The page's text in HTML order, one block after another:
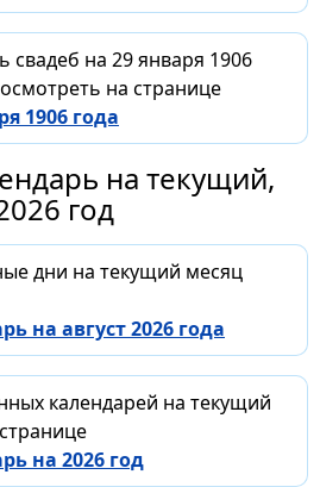
свадеб на 29 января 1906
на странице
1906 года
на текущий,
год
дни на текущий месяц
на август 2026 года
календарей на текущий
на 2026 год